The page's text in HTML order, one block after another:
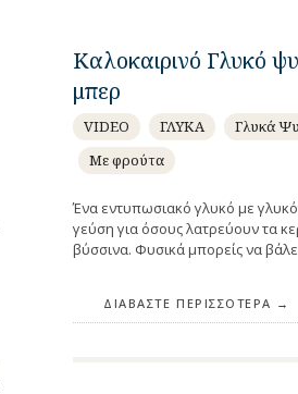
Καλοκαιρινό Γλυκό
μπερ
VIDEO ΓΛΥΚΑ
Γλυκά
Με φρούτα
Ένα εντυπωσιακό γλυκό με
γεύση για όσους λατρεύουν τα
βύσσινα. Φυσικά μπορείς να
ΔΙΑΒΆΣΤΕ ΠΕΡΙΣΣΌΤΕΡΑ